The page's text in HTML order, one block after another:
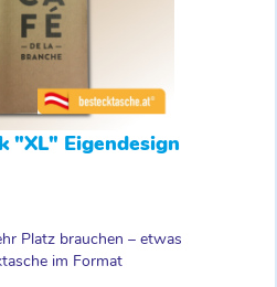
"XL" Eigendesign
Platz brauchen – etwas
im Format